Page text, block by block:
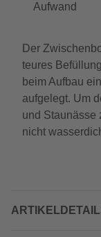
Aufwand
Der
teures
beim Aufbau
aufgelegt. Um
und Staunässe
nicht